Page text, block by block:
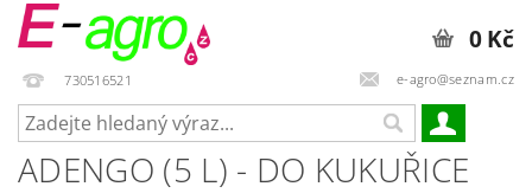
730516521 e-agro@seznam.cz
0 Kč
ADENGO (5 L) - DO KUKUŘICE